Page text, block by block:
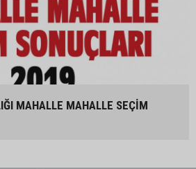
MAHALLE MAHALLE SEÇİM